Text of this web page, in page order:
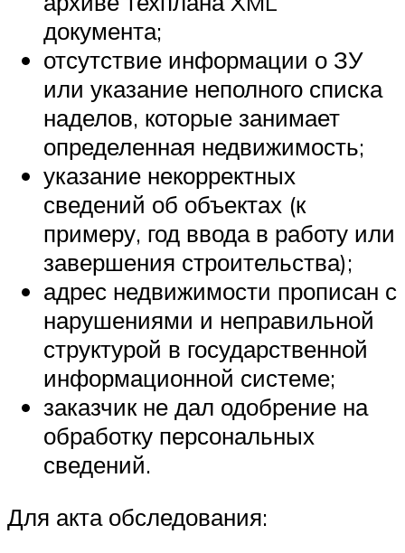
документа;
отсутствие информации о ЗУ
или указание неполного списка
наделов, которые занимает
определенная недвижимость;
указание некорректных
сведений об объектах (к
примеру, год ввода в работу или
завершения строительства);
адрес недвижимости прописан с
нарушениями и неправильной
структурой в государственной
информационной системе;
заказчик не дал одобрение на
обработку персональных
сведений.
Для акта обследования: